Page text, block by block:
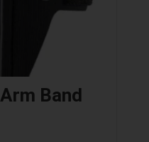
Band